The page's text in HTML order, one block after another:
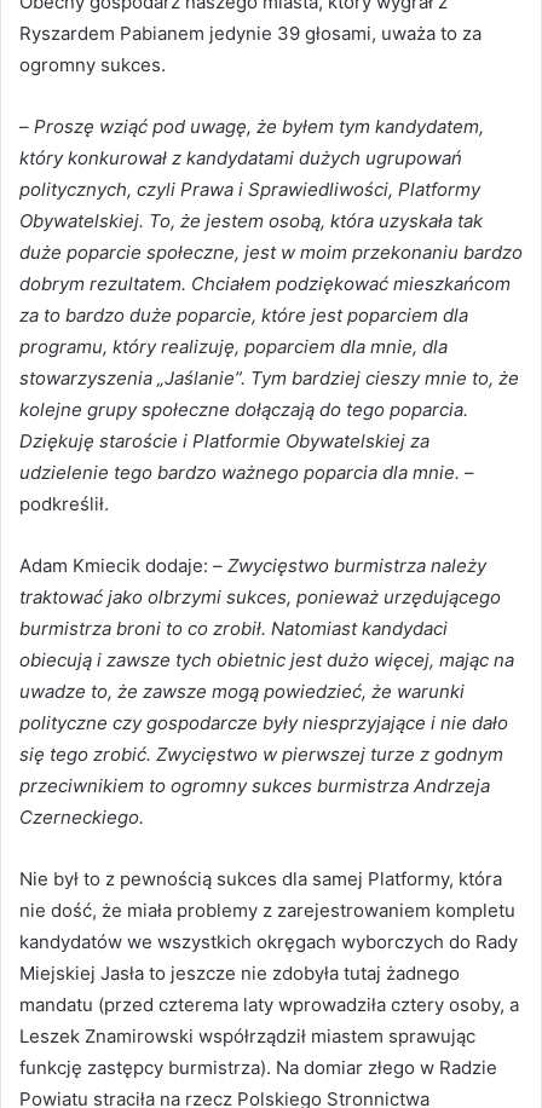
Ryszardem Pabianem jedynie 39 głosami, uważa to za
ogromny sukces.
– Proszę wziąć pod uwagę, że byłem tym kandydatem,
który konkurował z kandydatami dużych ugrupowań
politycznych, czyli Prawa i Sprawiedliwości, Platformy
Obywatelskiej. To, że jestem osobą, która uzyskała tak
duże poparcie społeczne, jest w moim przekonaniu bardzo
dobrym rezultatem. Chciałem podziękować mieszkańcom
za to bardzo duże poparcie, które jest poparciem dla
programu, który realizuję, poparciem dla mnie, dla
stowarzyszenia „Jaślanie”. Tym bardziej cieszy mnie to, że
kolejne grupy społeczne dołączają do tego poparcia.
Dziękuję staroście i Platformie Obywatelskiej za
udzielenie tego bardzo ważnego poparcia dla mnie. –
podkreślił.
Adam Kmiecik dodaje: – Zwycięstwo burmistrza należy
traktować jako olbrzymi sukces, ponieważ urzędującego
burmistrza broni to co zrobił. Natomiast kandydaci
obiecują i zawsze tych obietnic jest dużo więcej, mając na
uwadze to, że zawsze mogą powiedzieć, że warunki
polityczne czy gospodarcze były niesprzyjające i nie dało
się tego zrobić. Zwycięstwo w pierwszej turze z godnym
przeciwnikiem to ogromny sukces burmistrza Andrzeja
Czerneckiego.
Nie był to z pewnością sukces dla samej Platformy, która
nie dość, że miała problemy z zarejestrowaniem kompletu
kandydatów we wszystkich okręgach wyborczych do Rady
Miejskiej Jasła to jeszcze nie zdobyła tutaj żadnego
mandatu (przed czterema laty wprowadziła cztery osoby, a
Leszek Znamirowski współrządził miastem sprawując
funkcję zastępcy burmistrza). Na domiar złego w Radzie
Powiatu straciła na rzecz Polskiego Stronnictwa